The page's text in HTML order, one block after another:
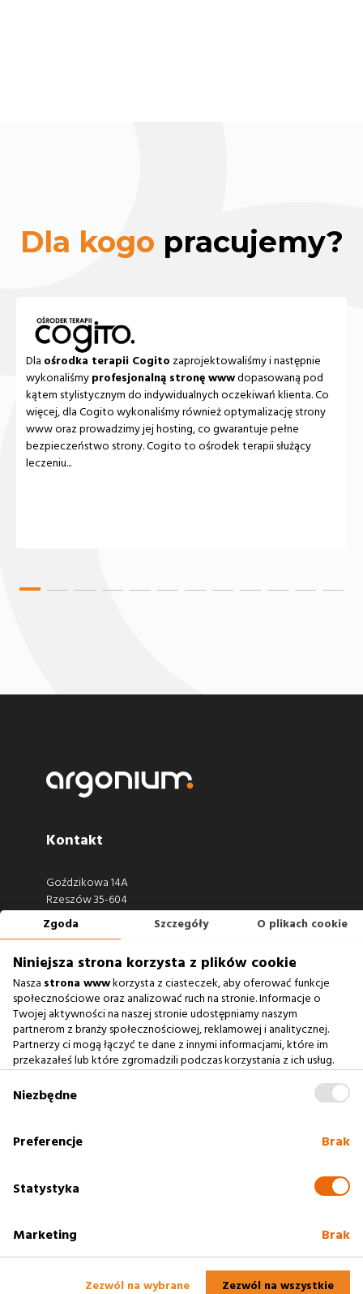
Dla kogo pracujemy?
Dla ośrodka terapii Cogito zaprojektowaliśmy i następnie
wykonaliśmy profesjonalną stronę wwwdopasowaną pod
kątem stylistycznym do indywidualnych oczekiwań klienta. Co
więcej, dla Cogito wykonaliśmy również optymalizację strony
www oraz prowadzimy jej hosting, co gwarantuje pełne
bezpieczeństwo strony. Cogito to ośrodek terapii służący
leczeniu...
Kontakt
Goździkowa 14A
Rzeszów 35-604
Zobacz również
Agencja Interaktywna
Baza Wiedzy
Polityka cookies
Interaktywna Rzeszów
Zgoda Szczegóły O plikach cookie
Niniejsza strona korzysta z plików cookie
Nasza strona wwwkorzysta z ciasteczek, aby oferować funkcje
społecznościowe oraz analizować ruch na stronie. Informacje o
Twojej aktywności na naszej stronie udostępniamy naszym
partnerom z branży społecznościowej, reklamowej i analitycznej.
Partnerzy ci mogą łączyć te dane z innymi informacjami, które im
przekazałeś lub które zgromadzili podczas korzystania z ich usług.
na prawidłowe działanie serwisu
Niezbędne
Preferencje Brak
Statystyka
Marketing Brak
Zezwól na wybrane Zezwól na wszystkie